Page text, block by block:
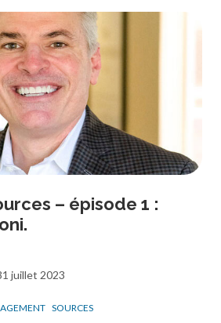
– épisode 1 :
juillet 2023
SOURCES